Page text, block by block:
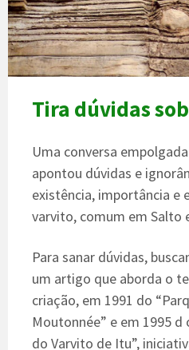
Tira dúvidas
Uma conversa
apontou dúvidas e
existência, importância e
varvito, comum em Salto
Para sanar dúvidas,
um artigo que aborda o
criação, em 1991 do
Moutonnée” e em 1995 d
do Varvito de Itu”,